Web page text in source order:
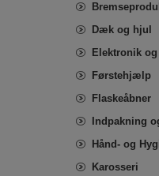
Dæk og hjul
Elektronik
Førstehjælp
Flaskeåbner
Indpakning
Hånd- og
Karosseri